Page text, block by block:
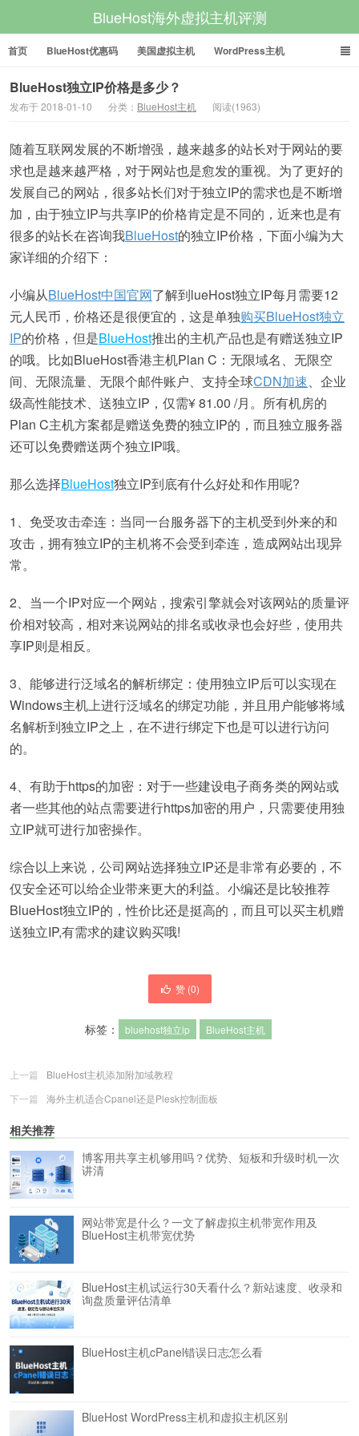
BlueHost海外虚拟主机评测
首页 BlueHost优惠码 美国虚拟主机 WordPress主机
美国VPS 美国服务器
BlueHost独立IP价格是多少？
发布于 2018-01-10 分类： BlueHost主机 阅读(1963)
随着互联网发展的不断增强，越来越多的站长对于网站的要
求也是越来越严格，对于网站也是愈发的重视。为了更好的
发展自己的网站，很多站长们对于独立IP的需求也是不断增
加，由于独立IP与共享IP的价格肯定是不同的，近来也是有
很多的站长在咨询我BlueHost的独立IP价格，下面小编为大
家详细的介绍下：
小编从BlueHost中国官网了解到lueHost独立IP每月需要12
元人民币，价格还是很便宜的，这是单独购买BlueHost独立
IP的价格，但是BlueHost推出的主机产品也是有赠送独立IP
的哦。比如BlueHost香港主机Plan C：无限域名、无限空
间、无限流量、无限个邮件账户、支持全球CDN加速、企业
级高性能技术、送独立IP，仅需¥ 81.00 /月。所有机房的
Plan C主机方案都是赠送免费的独立IP的，而且独立服务器
还可以免费赠送两个独立IP哦。
那么选择BlueHost独立IP到底有什么好处和作用呢?
1、免受攻击牵连：当同一台服务器下的主机受到外来的和
攻击，拥有独立IP的主机将不会受到牵连，造成网站出现异
常。
2、当一个IP对应一个网站，搜索引擎就会对该网站的质量评
价相对较高，相对来说网站的排名或收录也会好些，使用共
享IP则是相反。
3、能够进行泛域名的解析绑定：使用独立IP后可以实现在
Windows主机上进行泛域名的绑定功能，并且用户能够将域
名解析到独立IP之上，在不进行绑定下也是可以进行访问
的。
4、有助于https的加密：对于一些建设电子商务类的网站或
者一些其他的站点需要进行https加密的用户，只需要使用独
立IP就可进行加密操作。
综合以上来说，公司网站选择独立IP还是非常有必要的，不
仅安全还可以给企业带来更大的利益。小编还是比较推荐
BlueHost独立IP的，性价比还是挺高的，而且可以买主机赠
送独立IP,有需求的建议购买哦!
赞 (0)
标签： bluehost独立ip BlueHost主机
上一篇
BlueHost主机添加附加域教程
下一篇
海外主机适合Cpanel还是Plesk控制面板
相关推荐
博客用共享主机够用吗？优势、短板和升级时机一次
讲清
网站带宽是什么？一文了解虚拟主机带宽作用及
BlueHost主机带宽优势
BlueHost主机试运行30天看什么？新站速度、收录和
询盘质量评估清单
BlueHost主机cPanel错误日志怎么看
BlueHost WordPress主机和虚拟主机区别